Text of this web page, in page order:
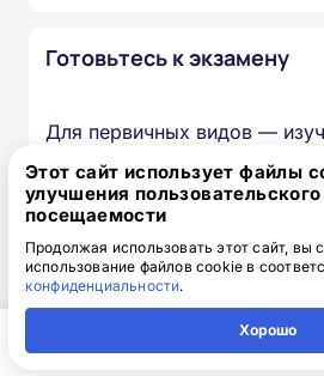
Готовьтесь к экзамену
Для первичных видов —
тренируйтесь проходить
практические навыки. Наши
онлайн‑тренажёры и
освоить все этапы экзамена.⁠
Наши услуги для
Этот сайт использует файлы
улучшения
посещаемости
Продолжая использовать этот сайт, вы
использование файлов cookie в
конфиденциальности.
Хорошо